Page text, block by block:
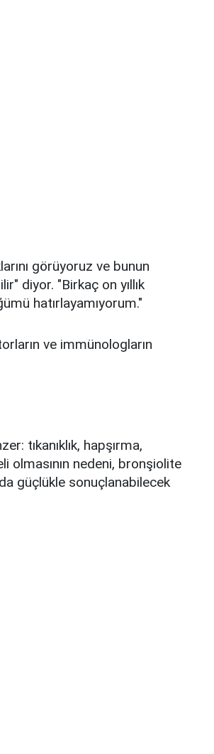
görüyoruz ve bunun
diyor. "Birkaç on yıllık
hatırlayamıyorum."
ve immünologların
tıkanıklık, hapşırma,
olmasının nedeni, bronşiolite
güçlükle sonuçlanabilecek